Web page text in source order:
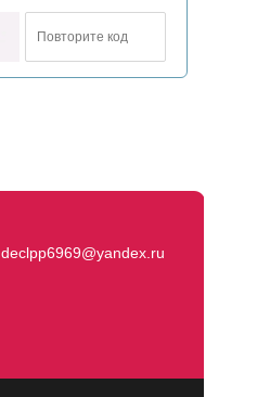
declpp6969@yandex.ru